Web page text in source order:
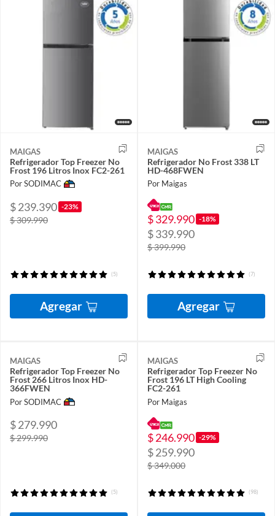
MAIGAS
Refrigerador Top Freezer No
Frost 196 Litros Inox FC2-261
Por SODIMAC
$ 239.390 -23%
$ 309.990
(5)
Agregar
MAIGAS
Refrigerador No Frost 338 LT
HD-468FWEN
Por Maigas
$ 329.990 -18%
$ 339.990
$ 399.990
(7)
Agregar
MAIGAS
Refrigerador Top Freezer No
Frost 266 Litros Inox HD-
366FWEN
Por SODIMAC
$ 279.990
$ 299.990
(5)
MAIGAS
Refrigerador Top Freezer No
Frost 196 LT High Cooling
FC2-261
Por Maigas
$ 246.990 -29%
$ 259.990
$ 349.000
(98)